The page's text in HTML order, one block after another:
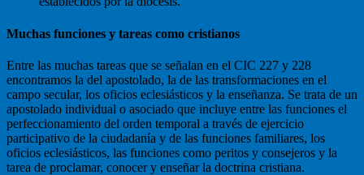
Muchas funciones y tareas como cristianos
Entre las muchas tareas que se señalan en el CIC 227 y 228
encontramos la del apostolado, la de las transformaciones en el
campo secular, los oficios eclesiásticos y la enseñanza. Se trata de un
apostolado individual o asociado que incluye entre las funciones el
perfeccionamiento del orden temporal a través de ejercicio
participativo de la ciudadanía y de las funciones familiares, los
oficios eclesiásticos, las funciones como peritos y consejeros y la
tarea de proclamar, conocer y enseñar la doctrina cristiana.